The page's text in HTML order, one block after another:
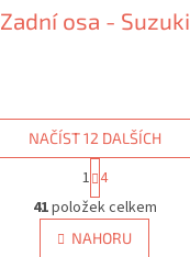
Zadní osa - Suzuki
O
v
l
NAČÍST 12 DALŠÍCH
S
t
r
á
n
1 4
41položek celkem
NAHORU